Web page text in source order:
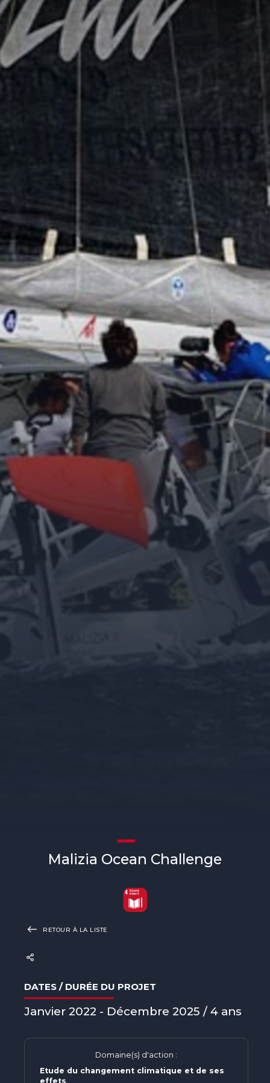
Beyond Plastic Med : BeMed
OACIS
Malizia Ocean Challenge
RETOUR À LA LISTE
DATES / DURÉE DU PROJET
Janvier 2022 - Décembre 2025 / 4 ans
Domaine(s) d'action :
Etude du changement climatique et de ses
effets